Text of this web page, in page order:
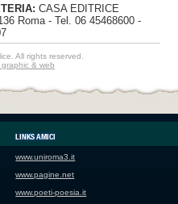
CASA EDITRICE
Roma - Tel. 06 45468600 -
All rights reserved.
graphic & web
LINKS AMICI
www.uniroma3.it
www.pagine.net
www.poeti-poesia.it